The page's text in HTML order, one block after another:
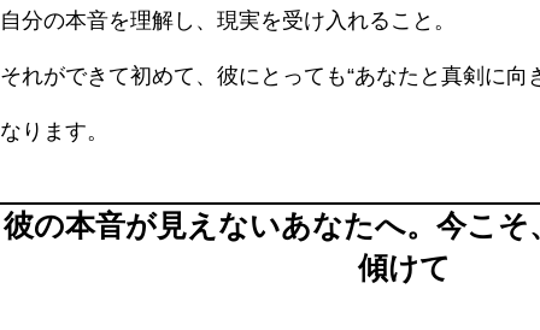
自分の本音を理解し、現実を受け入れること。
それができて初めて、彼にとっても“あなたと真剣に向
なります。
彼の本音が見えないあなたへ。今こそ
傾けて